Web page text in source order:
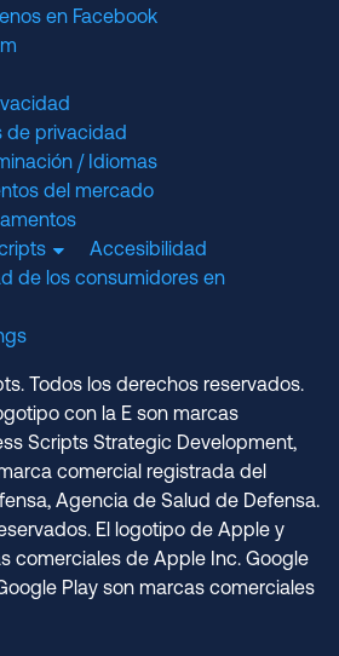
en Facebook
de privacidad
/ Idiomas
del mercado
Scripts
Accesibilidad
de los consumidores en
Todos los derechos reservados.
con la E son marcas
Scripts Strategic Development,
comercial registrada del
Agencia de Salud de Defensa.
El logotipo de Apple y
comerciales de Apple Inc. Google
Play son marcas comerciales